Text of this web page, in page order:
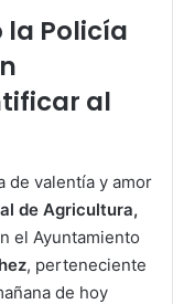
la Policía
al
de valentía y amor
de Agricultura,
el Ayuntamiento
, perteneciente
de hoy